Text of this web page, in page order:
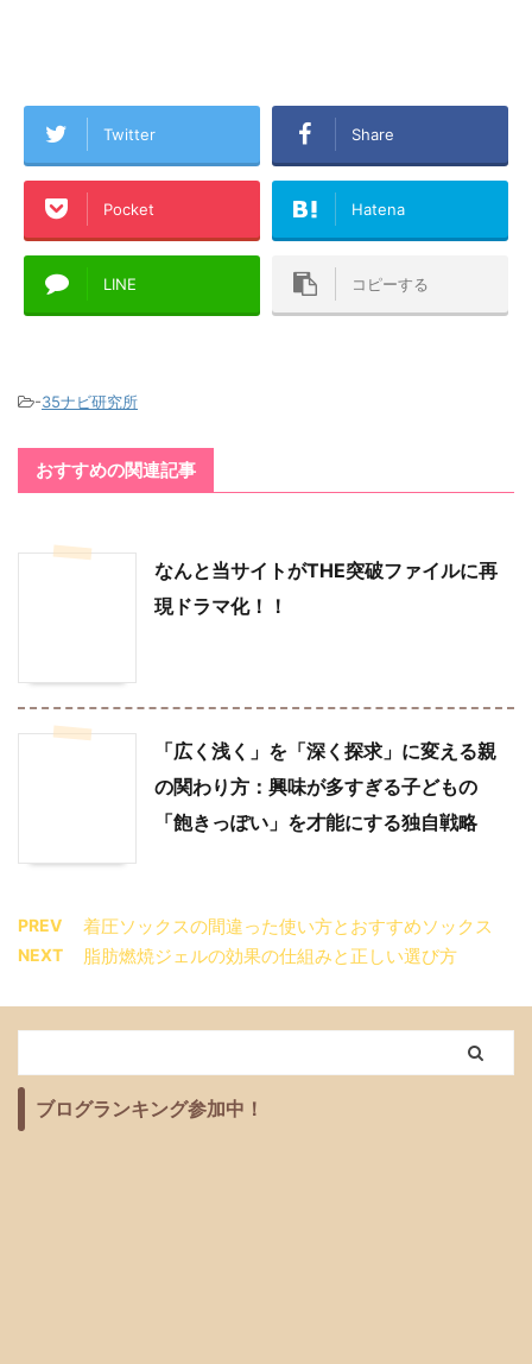
Twitter Share
Pocket Hatena
LINE コピーする
-35ナビ研究所
おすすめの関連記事
なんと当サイトがTHE突破ファイルに再
現ドラマ化！！
「広く浅く」を「深く探求」に変える親
の関わり方：興味が多すぎる子どもの
「飽きっぽい」を才能にする独自戦略
PREV 着圧ソックスの間違った使い方とおすすめソックス
NEXT 脂肪燃焼ジェルの効果の仕組みと正しい選び方
ブログランキング参加中！